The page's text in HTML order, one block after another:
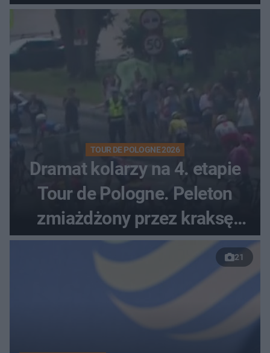
zaciętym boju
TOUR DE POLOGNE 2026
Dramat kolarzy na 4. etapie
Tour de Pologne. Peleton
zmiażdżony przez kraksę
przed Karpaczem
21